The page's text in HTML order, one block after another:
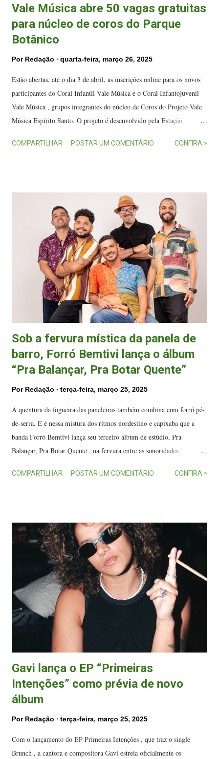
Vale Música abre 50 vagas gratuitas
para núcleo de coros do Parque
Botânico
Por Redação quarta-feira, março 26, 2025
Estão abertas, até o dia 3 de abril, as inscrições online para os novos
participantes do Coral Infantil Vale Música e o Coral Infantojuvenil
Vale Música , grupos integrantes do núcleo de Coros do Projeto Vale
Música Espírito Santo. O projeto é desenvolvido pela Estação
Vale, por meio da Lei Federal de Incentivo à Cultura. Coral
do Parque Botânico Vale, em Jardim Camburi, Vitória. As vagas são
destinadas a estudantes que tenham nascido entre os anos de 2014 a
2018, moradores de municípios da Grande Vitória, e que estejam
matriculados (as) em escola da rede pública de ensino ou que sejam
100% bolsistas em escola particular. A prioridade será para crianças
em situação de vulnerabilidade social, e não é necessário ter e...
COMPARTILHAR POSTAR UM COMENTÁRIO CONFIRA »
Sob a fervura mística da panela de
barro, Forró Bemtivi lança o álbum
“Pra Balançar, Pra Botar Quente”
Por Redação terça-feira, março 25, 2025
A quentura da fogueira das paneleiras também combina com forró pé-
de-serra. E é nessa mistura dos ritmos nordestino e capixaba que a
banda Forró Bemtivi lança seu terceiro álbum de estúdio, Pra
Balançar, Pra Botar Quente , na fervura entre as sonoridades
ar neste domingo (30), nas plataformas digitais. Além disso, o grupo
divide o palco com Nicolas Krassik , violinista nascido na França e
que já colaborou com nomes como Gilberto Gil. O DJ André Barros
completa a festa. A coletânea tem produção dos próprios integrantes
do Forró Bemtivi: Vinícius Tavares (vocal), Jura Fernandes (guitarra e
viola), Douglas Vidal (baixo), Wanderson Gouvea (Zabumbatera) e
Marcio Gobbette Marques (sanfona). Ritmos Pra Balança...
COMPARTILHAR POSTAR UM COMENTÁRIO CONFIRA »
Gavi lança o EP “Primeiras
Intenções” como prévia de novo
álbum
Por Redação terça-feira, março 25, 2025
Com o lançamento do EP Primeiras Intenções , que traz o single
Brunch , a cantora e compositora Gavi estreia oficialmente os